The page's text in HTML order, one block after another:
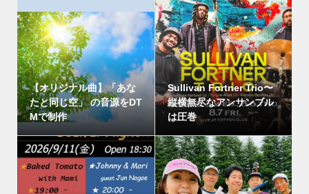
【オリジナル曲】「あな
たと同じ空」 の音源をDT
Mで制作
Sullivan Fortner Trio〜
縦横無尽なアンサンブル
は圧巻